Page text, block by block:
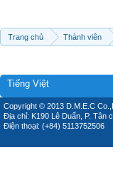
Trang chủ Thành viên
Tiếng Việt
Copyright © 2013 D.M.E.C
Địa chỉ: K190 Lê Duẩn, P. Tân
Điện thoại: (+84) 5113752506